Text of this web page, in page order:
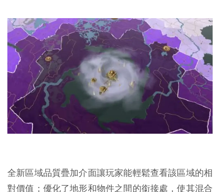
全新區域品質疊加介面讓玩家能輕鬆查看該區域的相
對價值；優化了地形和物件之間的銜接處，使其混合